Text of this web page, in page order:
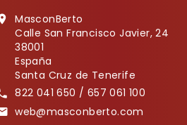
MasconBerto
Calle San Francisco Javier, 24
38001
España
Santa Cruz de Tenerife
822 041 650 / 657 061 100
web@masconberto.com